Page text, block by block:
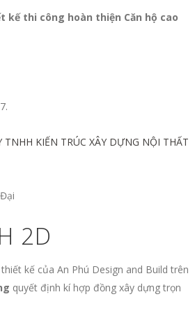
kế thi công hoàn thiện Căn hộ cao
TNHH KIẾN TRÚC XÂY DỰNG NỘI THẤT
2D
kế của An Phú Design and Build trên
quyết định kí hợp đồng xây dựng trọn